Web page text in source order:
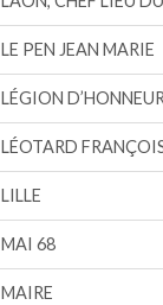
LE PEN JEAN MARIE
LÉGION D’HONNEUR
LÉOTARD
LILLE
MAI 68
MAIRE